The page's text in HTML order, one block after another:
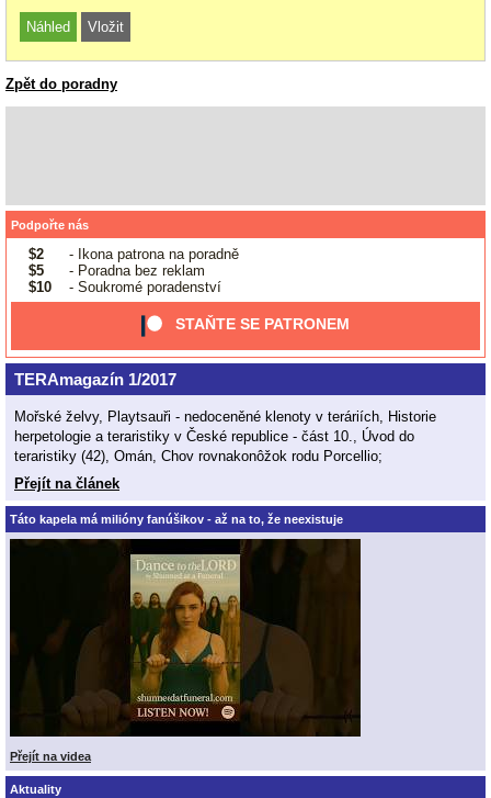
Zpět do poradny
Podpořte nás
$2
- Ikona patrona na poradně
$5
- Poradna bez reklam
$10
- Soukromé poradenství
STAŇTE SE PATRONEM
TERAmagazín 1/2017
Mořské želvy, Playtsauři - nedoceněné klenoty v teráriích, Historie
herpetologie a teraristiky v České republice - část 10., Úvod do
teraristiky (42), Omán, Chov rovnakonôžok rodu Porcellio;
Přejít na článek
Táto kapela má milióny fanúšikov - až na to, že neexistuje
Přejít na videa
Aktuality